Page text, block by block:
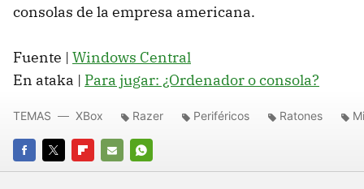
consolas de la empresa americana.
Fuente | Windows Central
En ataka | Para jugar: ¿Ordenador o consola?
FACEBOOK
TWITTERFLIPBOARD
E-
WHATSAPP
TEMAS XBox Razer Periféricos Ratones